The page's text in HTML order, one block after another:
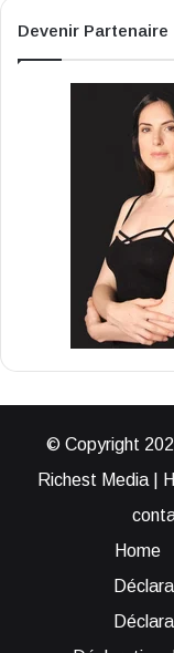
Devenir Partenaire
© Copyright
Richest Media |
Home